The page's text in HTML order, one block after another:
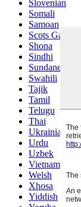
Slovenian
Somali
Samoan
Scots Gaelic
Shona
Sindhi
Sundanese
Swahili
Tajik
Tamil
Telugu
Thai
Ukrainian
Urdu
Uzbek
Vietnamese
Welsh
Xhosa
Yiddish